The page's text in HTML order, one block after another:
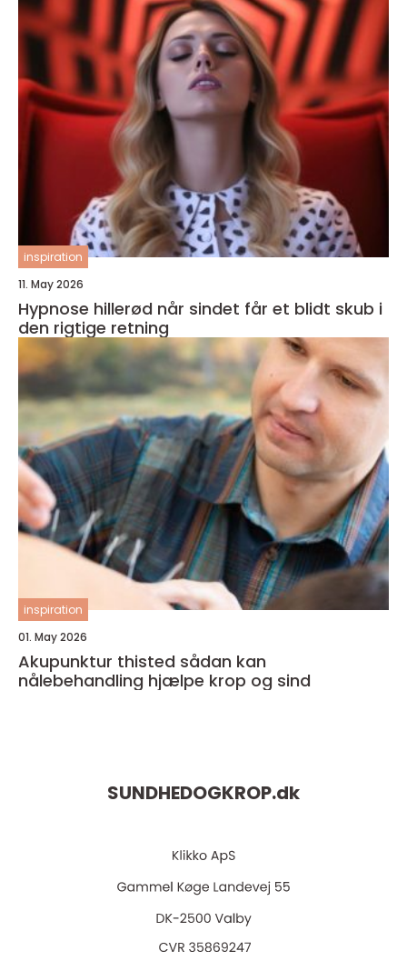
inspiration
11. May 2026
Hypnose hillerød når sindet får et blidt skub i
den rigtige retning
inspiration
01. May 2026
Akupunktur thisted sådan kan
nålebehandling hjælpe krop og sind
SUNDHEDOGKROP.dk